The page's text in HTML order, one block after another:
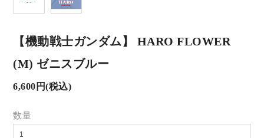
【機動戦士ガンダム】 HARO FLOWER
(M) ゼニスブルー
6,600円(税込)
数量